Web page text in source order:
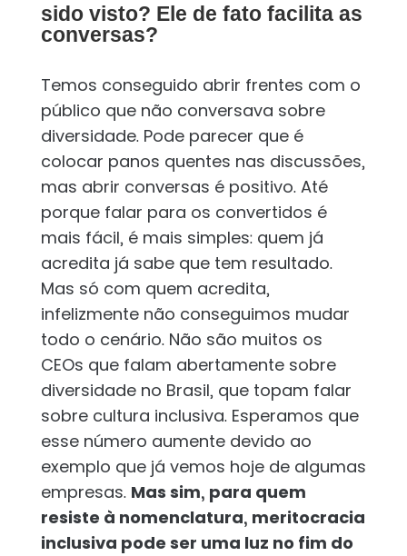
sido visto? Ele de fato facilita as
conversas?
Temos conseguido abrir frentes com o
público que não conversava sobre
diversidade. Pode parecer que é
colocar panos quentes nas discussões,
mas abrir conversas é positivo. Até
porque falar para os convertidos é
mais fácil, é mais simples: quem já
acredita já sabe que tem resultado.
Mas só com quem acredita,
infelizmente não conseguimos mudar
todo o cenário. Não são muitos os
CEOs que falam abertamente sobre
diversidade no Brasil, que topam falar
sobre cultura inclusiva. Esperamos que
esse número aumente devido ao
exemplo que já vemos hoje de algumas
empresas. Mas sim, para quem
resiste à nomenclatura, meritocracia
inclusiva pode ser uma luz no fim do